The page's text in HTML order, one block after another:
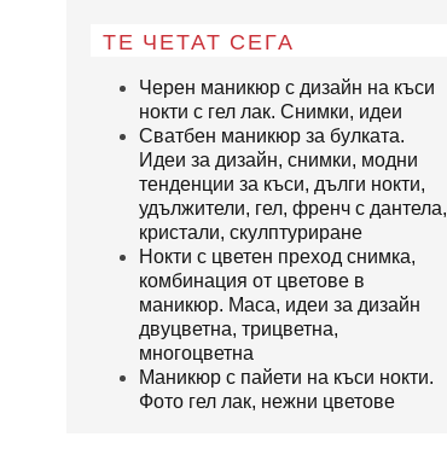
ТЕ ЧЕТАТ СЕГА
Черен маникюр с дизайн на къси
нокти с гел лак. Снимки, идеи
Сватбен маникюр за булката.
Идеи за дизайн, снимки, модни
тенденции за къси, дълги нокти,
удължители, гел, френч с дантела,
кристали, скулптуриране
Нокти с цветен преход снимка,
комбинация от цветове в
маникюр. Маса, идеи за дизайн
двуцветна, трицветна,
многоцветна
Маникюр с пайети на къси нокти.
Фото гел лак, нежни цветове